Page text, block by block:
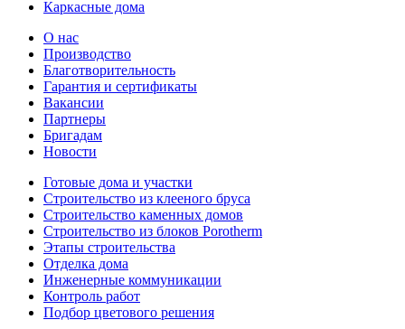
Каркасные дома
О нас
Производство
Благотворительность
Гарантия и сертификаты
Вакансии
Партнеры
Бригадам
Новости
Готовые дома и участки
Строительство из клееного бруса
Строительство каменных домов
Строительство из блоков Porotherm
Этапы строительства
Отделка дома
Инженерные коммуникации
Контроль работ
Подбор цветового решения